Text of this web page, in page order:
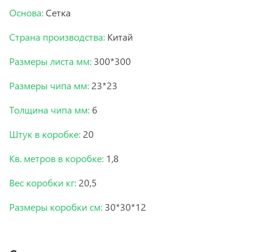
Основа:Сетка
Страна производства: Китай
Размеры листа мм: 300*300
Размеры чипа мм: 23*23
Толщина чипа мм: 6
Штук в коробке: 20
Кв. метров в коробке: 1,8
Вес коробки кг: 20,5
Размеры коробки см: 30*30*12